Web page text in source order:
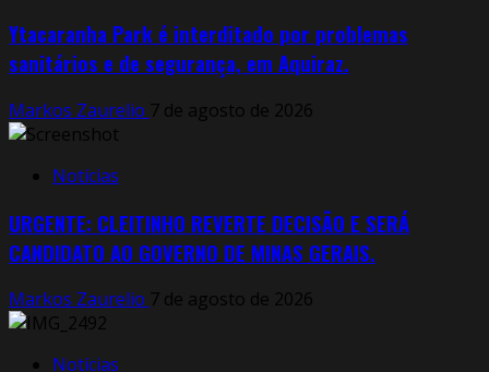
Ytacaranha Park é interditado por problemas
sanitários e de segurança, em Aquiraz.
Markos Zaurelio 7 de agosto de 2026
Notícias
URGENTE: CLEITINHO REVERTE DECISÃO E SERÁ
CANDIDATO AO GOVERNO DE MINAS GERAIS.
Markos Zaurelio 7 de agosto de 2026
Notícias